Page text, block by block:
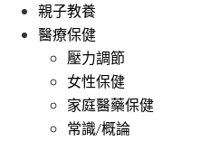
親子教養
醫療保健
壓力調節
女性保健
家庭醫藥保健
常識/概論